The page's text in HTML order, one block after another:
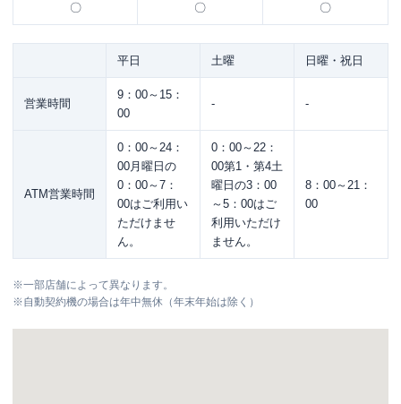
〇 〇 〇
平日 土曜 日曜・祝日
営業時間
9：00～15：
00
- -
ATM営業時間
0：00～24：
00月曜日の
0：00～7：
00はご利用い
ただけませ
ん。
0：00～22：
00第1・第4土
曜日の3：00
～5：00はご
利用いただけ
ません。
8：00～21：
00
※一部店舗によって異なります。
※自動契約機の場合は年中無休（年末年始は除く）